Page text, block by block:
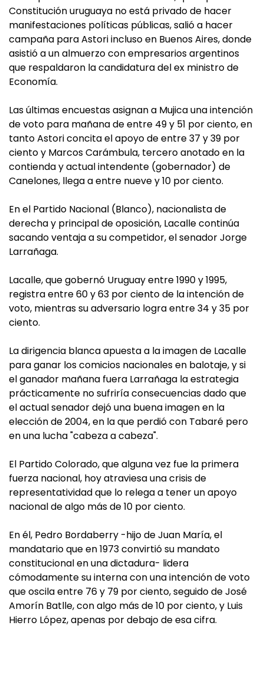
Constitución uruguaya no está privado de hacer
manifestaciones políticas públicas, salió a hacer
campaña para Astori incluso en Buenos Aires, donde
asistió a un almuerzo con empresarios argentinos
que respaldaron la candidatura del ex ministro de
Economía.
Las últimas encuestas asignan a Mujica una intención
de voto para mañana de entre 49 y 51 por ciento, en
tanto Astori concita el apoyo de entre 37 y 39 por
ciento y Marcos Carámbula, tercero anotado en la
contienda y actual intendente (gobernador) de
Canelones, llega a entre nueve y 10 por ciento.
En el Partido Nacional (Blanco), nacionalista de
derecha y principal de oposición, Lacalle continúa
sacando ventaja a su competidor, el senador Jorge
Larrañaga.
Lacalle, que gobernó Uruguay entre 1990 y 1995,
registra entre 60 y 63 por ciento de la intención de
voto, mientras su adversario logra entre 34 y 35 por
ciento.
La dirigencia blanca apuesta a la imagen de Lacalle
para ganar los comicios nacionales en balotaje, y si
el ganador mañana fuera Larrañaga la estrategia
prácticamente no sufriría consecuencias dado que
el actual senador dejó una buena imagen en la
elección de 2004, en la que perdió con Tabaré pero
en una lucha "cabeza a cabeza".
El Partido Colorado, que alguna vez fue la primera
fuerza nacional, hoy atraviesa una crisis de
representatividad que lo relega a tener un apoyo
nacional de algo más de 10 por ciento.
En él, Pedro Bordaberry -hijo de Juan María, el
mandatario que en 1973 convirtió su mandato
constitucional en una dictadura- lidera
cómodamente su interna con una intención de voto
que oscila entre 76 y 79 por ciento, seguido de José
Amorín Batlle, con algo más de 10 por ciento, y Luis
Hierro López, apenas por debajo de esa cifra.